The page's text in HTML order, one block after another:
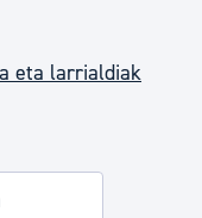
eta larrialdiak